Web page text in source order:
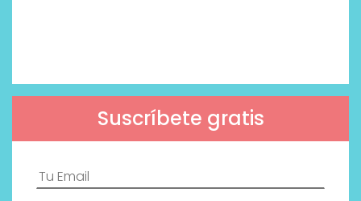
Suscríbete gratis